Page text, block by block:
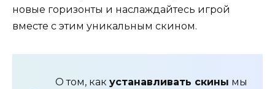
новые горизонты и наслаждайтесь игрой
вместе с этим уникальным скином.
О том, как устанавливать скины мы